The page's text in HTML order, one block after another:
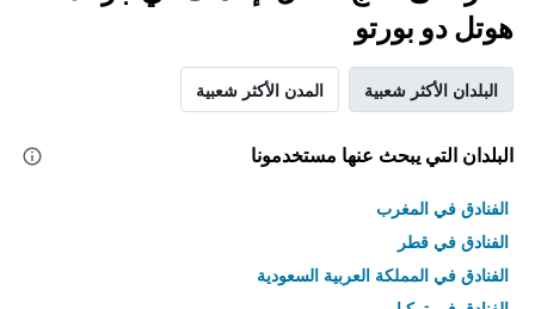
هوتل دو بورتو
البلدان الأكثر شعبية المدن الأكثر شعبية
البلدان التي يبحث عنها مستخدمونا
الفنادق في المغرب
الفنادق في قطر
الفنادق في المملكة العربية السعودية